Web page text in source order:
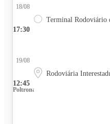
17:30
18/08
Terminal Rodoviário
12:45
19/08
Rodoviária
Poltrona